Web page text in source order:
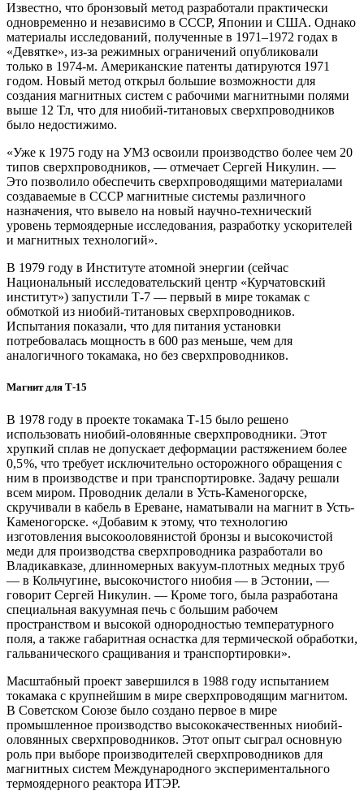
Известно, что бронзовый метод разработали практически
одновременно и независимо в СССР, Японии и США. Однако
материалы исследований, полученные в 1971–1972 годах в
«Девятке», из-за режимных ограничений опубликовали
только в 1974‑м. Американские патенты датируются 1971
годом. Новый метод открыл большие возможности для
создания магнитных систем с рабочими магнитными полями
выше 12 Тл, что для ниобий-титановых сверхпроводников
было недостижимо.
«Уже к 1975 году на УМЗ освоили производство более чем 20
типов сверхпроводников, — отмечает Сергей Никулин. —
Это позволило обеспечить сверхпроводящими материалами
создаваемые в СССР магнитные системы различного
назначения, что вывело на новый научно-технический
уровень термоядерные исследования, разработку ускорителей
и магнитных технологий».
В 1979 году в Институте атомной энергии (сейчас
Национальный исследовательский центр «Курчатовский
институт») запустили Т‑7 — первый в мире токамак с
обмоткой из ниобий-титановых сверхпроводников.
Испытания показали, что для питания установки
потребовалась мощность в 600 раз меньше, чем для
аналогичного токамака, но без сверхпроводников.
Магнит для Т‑15
В 1978 году в проекте токамака Т‑15 было решено
использовать ниобий-оловянные сверхпроводники. Этот
хрупкий сплав не допускает деформации растяжением более
0,5 %, что требует исключительно осторожного обращения с
ним в производстве и при транспортировке. Задачу решали
всем миром. Проводник делали в Усть-Каменогорске,
скручивали в кабель в Ереване, наматывали на магнит в Усть-
Каменогорске. «Добавим к этому, что технологию
изготовления высокооловянистой бронзы и высокочистой
меди для производства сверхпроводника разработали во
Владикавказе, длинномерных вакуум-плотных медных труб
— в Кольчугине, высокочистого ниобия — в Эстонии, —
говорит Сергей Никулин. — Кроме того, была разработана
специальная вакуумная печь с большим рабочем
пространством и высокой однородностью температурного
поля, а также габаритная оснастка для термической обработки,
гальванического сращивания и транспортировки».
Масштабный проект завершился в 1988 году испытанием
токамака с крупнейшим в мире сверхпроводящим магнитом.
В Советском Союзе было создано первое в мире
промышленное производство высококачественных ниобий-
оловянных сверхпроводников. Этот опыт сыграл основную
роль при выборе производителей сверхпроводников для
магнитных систем Международного экспериментального
термоядерного реактора ИТЭР.